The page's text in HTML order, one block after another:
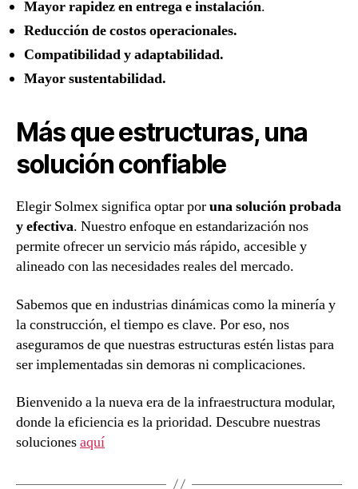
Mayor rapidez en entrega e instalación.
Reducción de costos operacionales.
Compatibilidad y adaptabilidad.
Mayor sustentabilidad.
Más que estructuras, una
solución confiable
Elegir Solmex significa optar poruna solución probada
y efectiva. Nuestro enfoque en estandarización nos
permite ofrecer un servicio más rápido, accesible y
alineado con las necesidades reales del mercado.
Sabemos que en industrias dinámicas como la minería y
la construcción, el tiempo es clave. Por eso, nos
aseguramos de que nuestras estructuras estén listas para
ser implementadas sin demoras ni complicaciones.
Bienvenido a la nueva era de la infraestructura modular,
donde la eficiencia es la prioridad. Descubre nuestras
solucionesaquí